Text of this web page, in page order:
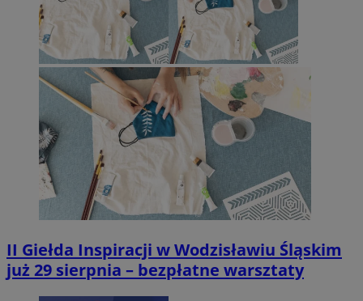
II Giełda Inspiracji w Wodzisławiu Śląskim
już 29 sierpnia – bezpłatne warsztaty